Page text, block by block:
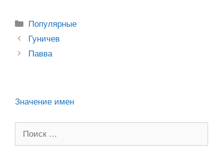
kl
a
b
s
A
p
gr
a
Рубрики
Популярные
Post
navigation
Гуничев
Павва
Значение имен